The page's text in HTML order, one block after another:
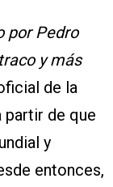
por Pedro
y más
de la
de que
y
entonces,